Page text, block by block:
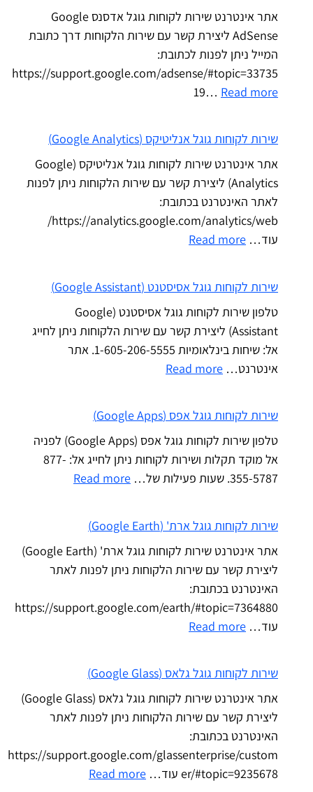
אתר אינטרנט שירות לקוחות גוגל אדסנס Google
AdSense ליצירת קשר עם שירות הלקוחות דרך כתובת
המייל ניתן לפנות לכתובת:
https://support.google.com/adsense/#topic=33735
19…Read more
שירות לקוחות גוגל אנליטיקס (Google Analytics)
אתר אינטרנט שירות לקוחות גוגל אנליטיקס (Google
Analytics) ליצירת קשר עם שירות הלקוחות ניתן לפנות
לאתר האינטרנט בכתובת:
https://analytics.google.com/analytics/web/
עוד… Read more
שירות לקוחות גוגל אסיסטנט (Google Assistant)
טלפון שירות לקוחות גוגל אסיסטנט (Google
Assistant) ליצירת קשר עם שירות הלקוחות ניתן לחייג
אל: שיחות בינלאומיות 1-605-206-5555. אתר
אינטרנט… Read more
שירות לקוחות גוגל אפס (Google Apps)
טלפון שירות לקוחות גוגל אפס (Google Apps) לפניה
אל מוקד תקלות ושירות לקוחות ניתן לחייג אל: 877-
355-5787. שעות פעילות של…
Read more
שירות לקוחות גוגל ארת' (Google Earth)
אתר אינטרנט שירות לקוחות גוגל ארת' (Google Earth)
ליצירת קשר עם שירות הלקוחות ניתן לפנות לאתר
האינטרנט בכתובת:
https://support.google.com/earth/#topic=7364880
עוד… Read more
שירות לקוחות גוגל גלאס (Google Glass)
אתר אינטרנט שירות לקוחות גוגל גלאס (Google Glass)
ליצירת קשר עם שירות הלקוחות ניתן לפנות לאתר
האינטרנט בכתובת:
https://support.google.com/glassenterprise/custom
er/#topic=9235678 עוד…
Read more